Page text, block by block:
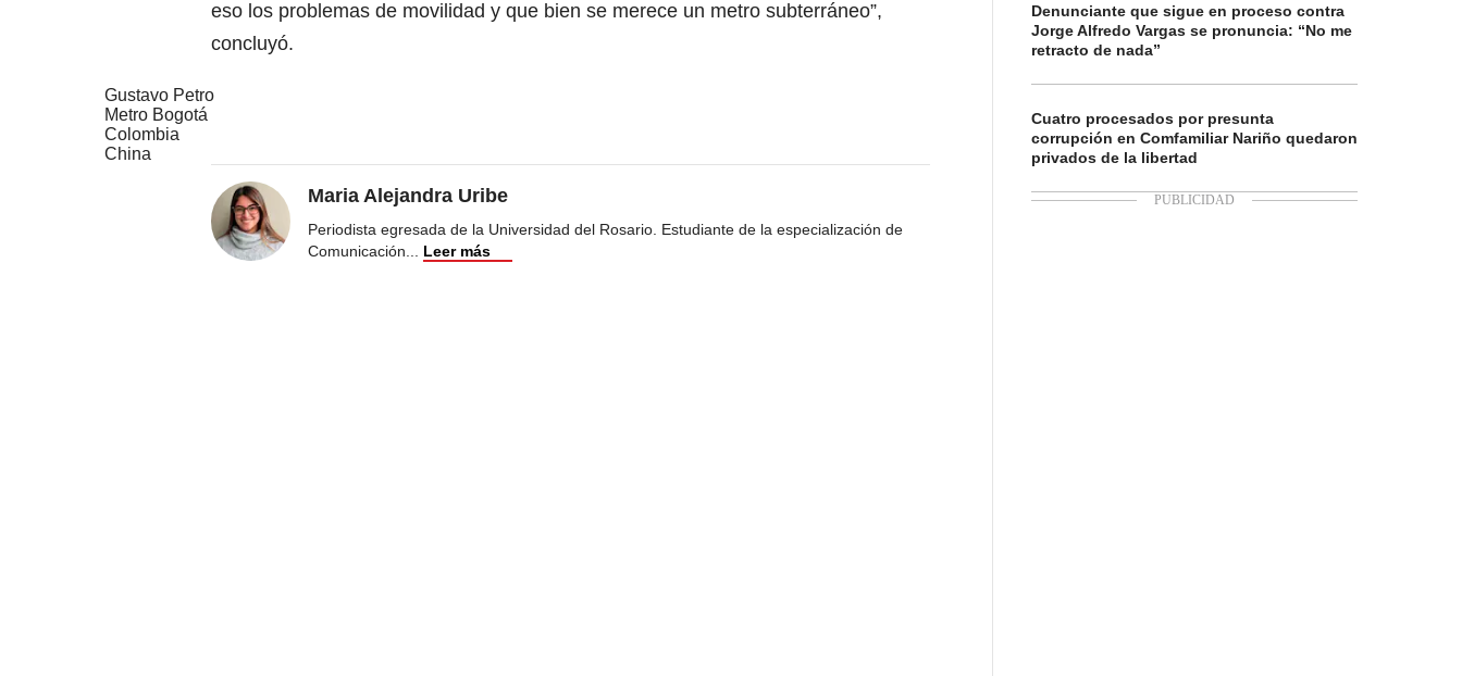
eso los problemas de movilidad y que bien se merece un metro subterráneo”,
concluyó.
Gustavo Petro
Metro Bogotá
Colombia
China
Maria Alejandra Uribe
Periodista egresada de la Universidad del Rosario. Estudiante de la especialización de
Comunicación... Leer más
Denunciante que sigue en proceso contra
Jorge Alfredo Vargas se pronuncia: “No me
retracto de nada”
Cuatro procesados por presunta
corrupción en Comfamiliar Nariño quedaron
privados de la libertad